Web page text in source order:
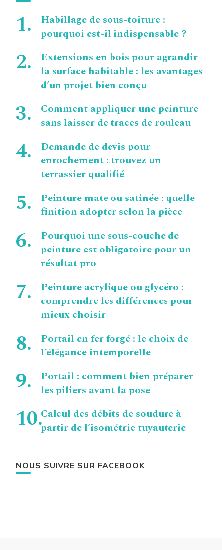
Habillage de sous-toiture :
pourquoi est-il indispensable ?
Extensions en bois pour agrandir
la surface habitable : les avantages
d’un projet bien conçu
Comment appliquer une peinture
sans laisser de traces de rouleau
Demande de devis pour
enrochement : trouvez un
terrassier qualifié
Peinture mate ou satinée : quelle
finition adopter selon la pièce
Pourquoi une sous-couche de
peinture est obligatoire pour un
résultat pro
Peinture acrylique ou glycéro :
comprendre les différences pour
mieux choisir
Portail en fer forgé : le choix de
l’élégance intemporelle
Portail : comment bien préparer
les piliers avant la pose
Calcul des débits de soudure à
partir de l’isométrie tuyauterie
NOUS SUIVRE SUR FACEBOOK